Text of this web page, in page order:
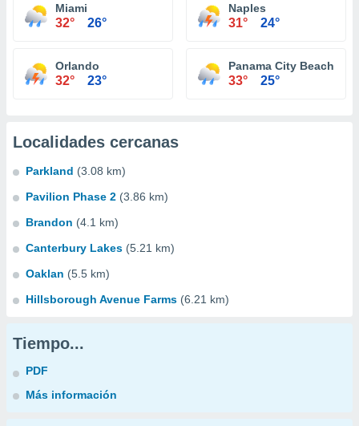
Miami
32° 26°
Naples
31° 24°
Orlando
32° 23°
Panama City Beach
33° 25°
Localidades cercanas
Parkland (3.08 km)
Pavilion Phase 2 (3.86 km)
Brandon (4.1 km)
Canterbury Lakes (5.21 km)
Oaklan (5.5 km)
Hillsborough Avenue Farms (6.21 km)
Tiempo...
PDF
Más información